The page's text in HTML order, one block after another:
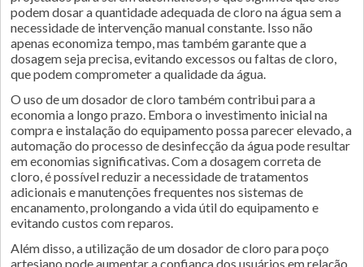
podem dosar a quantidade adequada de cloro na água sem a
necessidade de intervenção manual constante. Isso não
apenas economiza tempo, mas também garante que a
dosagem seja precisa, evitando excessos ou faltas de cloro,
que podem comprometer a qualidade da água.
O uso de um dosador de cloro também contribui para a
economia a longo prazo. Embora o investimento inicial na
compra e instalação do equipamento possa parecer elevado, a
automação do processo de desinfecção da água pode resultar
em economias significativas. Com a dosagem correta de
cloro, é possível reduzir a necessidade de tratamentos
adicionais e manutenções frequentes nos sistemas de
encanamento, prolongando a vida útil do equipamento e
evitando custos com reparos.
Além disso, a utilização de um dosador de cloro para poço
artesiano pode aumentar a confiança dos usuários em relação